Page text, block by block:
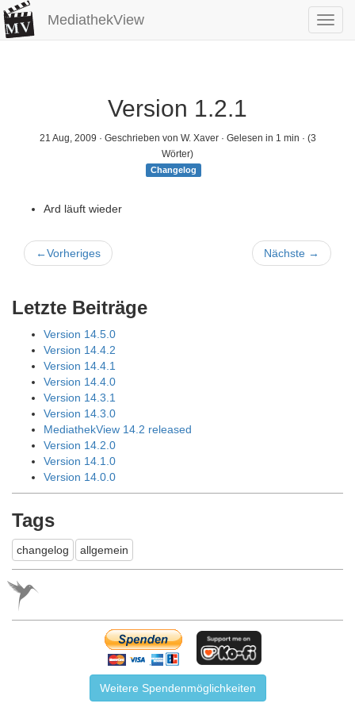
MediathekView
Version 1.2.1
21 Aug, 2009 · Geschrieben von W. Xaver · Gelesen in 1 min · (3
Wörter)
Changelog
Ard läuft wieder
←Vorheriges Nächste →
Letzte Beiträge
Version 14.5.0
Version 14.4.2
Version 14.4.1
Version 14.4.0
Version 14.3.1
Version 14.3.0
MediathekView 14.2 released
Version 14.2.0
Version 14.1.0
Version 14.0.0
Tags
changelog allgemein
Weitere Spendenmöglichkeiten